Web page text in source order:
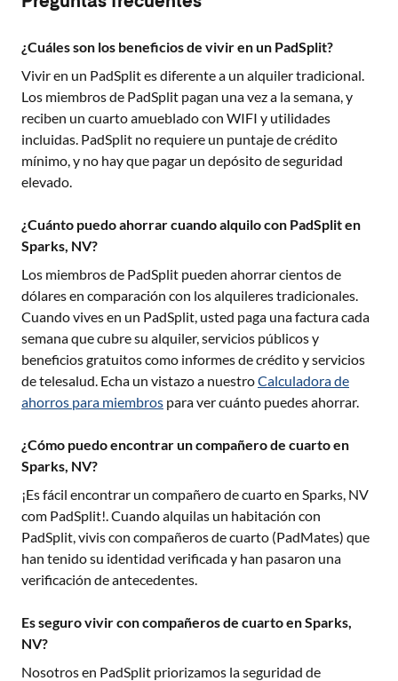
¿Cuáles son los beneficios de vivir en un PadSplit?
Vivir en un PadSplit es diferente a un alquiler tradicional.
Los miembros de PadSplit pagan una vez a la semana, y
reciben un cuarto amueblado con WIFI y utilidades
incluidas. PadSplit no requiere un puntaje de crédito
mínimo, y no hay que pagar un depósito de seguridad
elevado.
¿Cuánto puedo ahorrar cuando alquilo con PadSplit en
Sparks, NV?
Los miembros de PadSplit pueden ahorrar cientos de
dólares en comparación con los alquileres tradicionales.
Cuando vives en un PadSplit, usted paga una factura cada
semana que cubre su alquiler, servicios públicos y
beneficios gratuitos como informes de crédito y servicios
de telesalud. Echa un vistazo a nuestroCalculadora de
ahorros para miembros para ver cuánto puedes ahorrar.
¿Cómo puedo encontrar un compañero de cuarto en
Sparks, NV?
¡Es fácil encontrar un compañero de cuarto en Sparks, NV
com PadSplit!. Cuando alquilas un habitación con
PadSplit, vivis con compañeros de cuarto (PadMates) que
han tenido su identidad verificada y han pasaron una
verificación de antecedentes.
Es seguro vivir con compañeros de cuarto en Sparks,
NV?
Nosotros en PadSplit priorizamos la seguridad de